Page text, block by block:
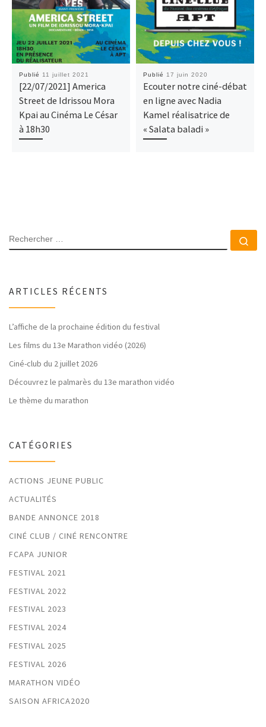
Publié 11 juillet 2021
[22/07/2021] America
Street de Idrissou Mora
Kpai au Cinéma Le César
à 18h30
Publié 17 juin 2020
Ecouter notre ciné-débat
en ligne avec Nadia
Kamel réalisatrice de
« Salata baladi »
RECHERCHER
ARTICLES RÉCENTS
L’affiche de la prochaine édition du festival
Les films du 13e Marathon vidéo (2026)
Ciné-club du 2 juillet 2026
Découvrez le palmarès du 13e marathon vidéo
Le thème du marathon
CATÉGORIES
ACTIONS JEUNE PUBLIC
ACTUALITÉS
BANDE ANNONCE 2018
CINÉ CLUB / CINÉ RENCONTRE
FCAPA JUNIOR
FESTIVAL 2021
FESTIVAL 2022
FESTIVAL 2023
FESTIVAL 2024
FESTIVAL 2025
FESTIVAL 2026
MARATHON VIDÉO
SAISON AFRICA2020